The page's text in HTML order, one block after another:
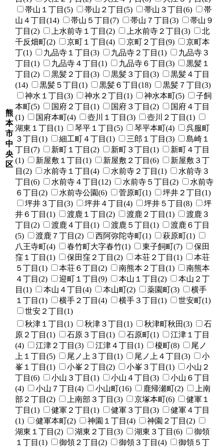
熊
本
市
中
央
区
帯山１丁目(5)
帯山２丁目(5) 帯山３丁目(6)
帯
山４丁目(14)
帯山５丁目(7) 帯山７丁目(3)
帯山９
丁目(2)
上水前寺１丁目(2) 上水前寺２丁目(3)
北
千反畑町(2)
京町１丁目(4) 京町２丁目(9)
京町本
丁(1)
九品寺１丁目(3) 九品寺２丁目(1)
九品寺３
丁目(1)
九品寺４丁目(1) 九品寺６丁目(3)
黒髪１
丁目(2)
黒髪２丁目(3) 黒髪３丁目(3)
黒髪４丁目
(14)
黒髪５丁目(1) 黒髪６丁目(18)
黒髪７丁目(3)
神水１丁目(3)
神水２丁目(1) 神水本町(5)
子飼
本町(5)
国府２丁目(1) 国府３丁目(2)
国府４丁目
(1)
国府本町(4) 壺川１丁目(3)
壺川２丁目(1)
湖東１丁目(1)
琴平１丁目(5) 琴平本町(4)
呉服町
３丁目(1)
細工町４丁目(1) 三郎１丁目(3)
島崎１
丁目(7)
新町１丁目(2) 新町３丁目(1)
新町４丁目
(1)
新屋敷１丁目(1) 新屋敷２丁目(6)
新屋敷３丁
目(2)
水前寺１丁目(4) 水前寺２丁目(1)
水前寺３
丁目(6)
水前寺４丁目(12) 水前寺５丁目(2)
水前寺
６丁目(2)
水前寺公園(6) 菅原町(1)
坪井２丁目(1)
坪井３丁目(3)
坪井４丁目(4) 坪井５丁目(8)
坪
井６丁目(1)
渡鹿１丁目(2) 渡鹿２丁目(1)
渡鹿３
丁目(2)
渡鹿４丁目(1) 渡鹿５丁目(1)
渡鹿６丁目
(5)
渡鹿７丁目(2) 西阿弥陀寺町(1)
萩原町(1)
八王寺町(4)
春竹町大字春竹(1) 東子飼町(7)
保田
窪１丁目(1)
保田窪２丁目(2) 本荘２丁目(1)
本荘
５丁目(1)
本荘６丁目(2) 南熊本２丁目(1)
南熊本
４丁目(2)
迎町１丁目(9) 本山１丁目(2)
本山２丁
目(1)
本山４丁目(4) 本山町(2) 薬園町(3)
横手
１丁目(1)
横手２丁目(4) 横手３丁目(1)
世安町(1)
世安２丁目(1)
秋津１丁目(1) 秋津３丁目(1) 秋津町秋田(3)
石
原２丁目(1)
石原３丁目(1) 石原町(1)
江津１丁目
(4)
江津２丁目(3) 江津４丁目(1) 榎町(8)
尾ノ
上１丁目(5)
尾ノ上３丁目(1) 尾ノ上４丁目(3)
小
峯１丁目(1)
小峯２丁目(2) 小峯３丁目(1)
小山２
丁目(6)
小山３丁目(1) 小山４丁目(3)
小山６丁目
(4)
小山７丁目(4) 小山町(16) 鹿帰瀬町(2)
上南
部２丁目(2)
上南部３丁目(3) 京塚本町(6)
健軍１
丁目(1)
健軍２丁目(1) 健軍３丁目(3)
健軍４丁目
(1)
健軍本町(2) 神園１丁目(4)
神園２丁目(2)
湖東１丁目(2)
湖東２丁目(3) 湖東３丁目(6)
御領
１丁目(1)
御領２丁目(2) 御領３丁目(4)
御領５丁